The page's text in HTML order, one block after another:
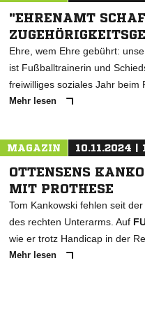
"EHRENAMT
Ehre, wem Ehre gebührt:
ist Fußballtrainerin und
freiwilliges soziales Jahr beim
Mehr lesen
MAGAZIN 10.11.2024 |
OTTENSENS
MIT PROTHESE
Tom Kankowski fehlen seit
des rechten Unterarms. Auf
wie er trotz Handicap in der
Mehr lesen